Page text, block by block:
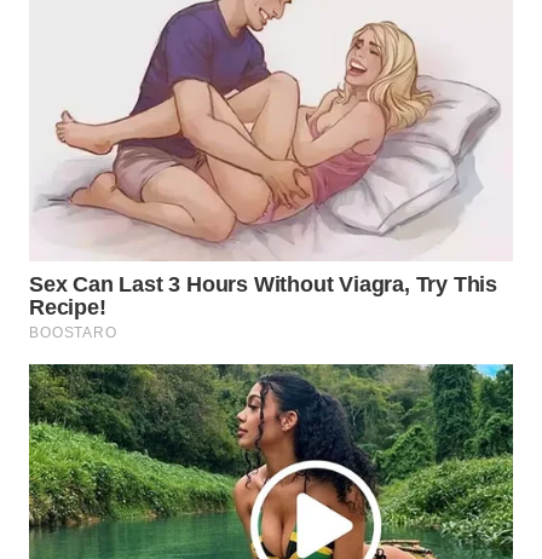
WN
DANAU
TOBA
NIAS
WN
LANGKAT
WN
TAPANULI
SELATAN
WN
TANJUNG